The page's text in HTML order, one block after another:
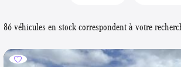
86 véhicules en stock correspondent à votre